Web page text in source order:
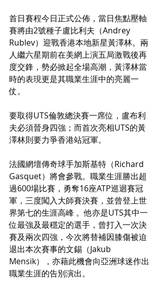
首日賽程今日正式公佈，當日焦點壓軸
賽將由2號種子盧比利夫（Andrey
Rublev）迎戰香港本地新星黃澤林。兩
人繼六星期前在美網上演五局激戰後再
度交鋒，勢必掀起全場高潮，黃澤林當
時的表現更是其職業生涯中的亮麗一
仗。
要取得UTS倫敦總決賽一席位，盧布利
夫必須晉身四強；而首次亮相UTS的黃
澤林則要力爭香港站冠軍。
法國網壇傳奇球手加斯基特（Richard
Gasquet）將會參戰。職業生涯勝出超
過600場比賽，勇奪16座ATP巡迴賽冠
軍，三度闖入大師賽決賽，並曾登上世
界第七的生涯高峰 。他亦是UTS其中一
位最強及最穩定的選手，曾打入一次決
賽及兩次四強，今次將替補因膝傷被迫
退出本次賽事的文錫（Jakub
Mensik），亦藉此機會向亞洲球迷作出
職業生涯的告別演出。